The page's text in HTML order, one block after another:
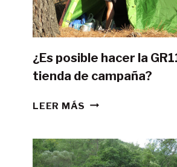
¿Es posible hacer la
tienda de campaña?
LEER MÁS ¿ES
LA
GR11